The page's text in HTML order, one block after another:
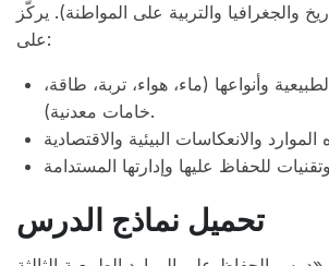
والجغرافيا والتربية على المواطنة). يركّز
على:
وأنواعها (ماء، هواء، تربة، طاقة،
خامات معدنية).
تحميل نماذج الدرس